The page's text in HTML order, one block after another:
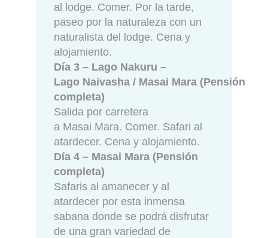
al lodge. Comer. Por la tarde,
paseo por la naturaleza con un
naturalista del lodge. Cena y
alojamiento.
Día 3 – Lago Nakuru –
Lago Naivasha / Masai Mara (Pensión
completa)
Salida por carretera
a Masai Mara. Comer. Safari al
atardecer. Cena y alojamiento.
Día 4 – Masai Mara (Pensión
completa)
Safaris al amanecer y al
atardecer por esta inmensa
sabana donde se podrá disfrutar
de una gran variedad de